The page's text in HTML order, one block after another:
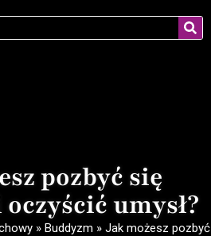
pozbyć się
umysł?
» Buddyzm » Jak możesz pozbyć